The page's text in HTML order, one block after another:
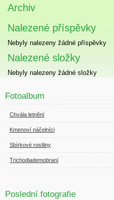
Archiv
Nalezené příspěvky
Nebyly nalezeny žádné příspěvky
Nalezené složky
Nebyly nalezeny žádné složky
Fotoalbum
Chvála letnění
Kmenoví náčelníci
Sbírkové rostliny
Trichodiademobraní
Poslední fotografie